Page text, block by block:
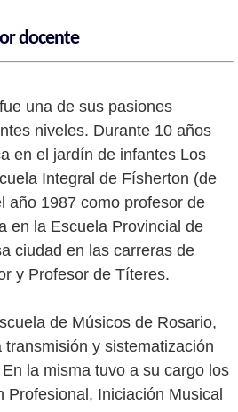
docente
una de sus pasiones
niveles. Durante 10 años
en el jardín de infantes Los
Integral de Físherton (de
1987 como profesor de
en la Escuela Provincial de
ciudad en las carreras de
y Profesor de Títeres.
de Músicos de Rosario,
y sistematización
la misma tuvo a su cargo los
Profesional, Iniciación Musical